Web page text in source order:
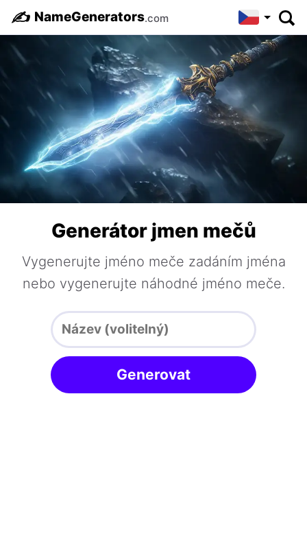
✍️ NameGenerators.com
Generátor jmen mečů
Vygenerujte jméno meče zadáním jména
nebo vygenerujte náhodné jméno meče.
Generovat